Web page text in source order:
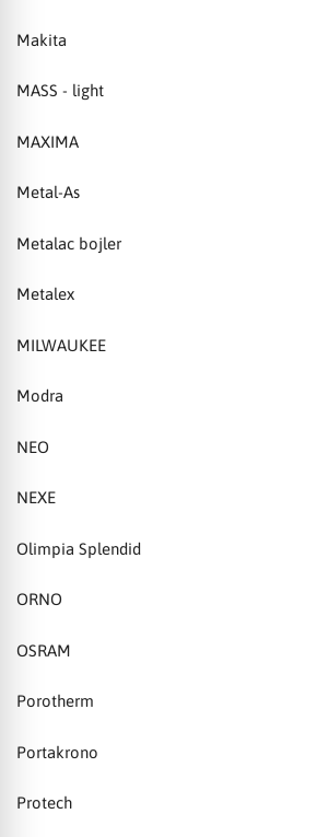
Makita
MASS - light
MAXIMA
Metal-As
Metalac bojler
Metalex
MILWAUKEE
Modra
NEO
NEXE
Olimpia Splendid
ORNO
OSRAM
Porotherm
Portakrono
Protech